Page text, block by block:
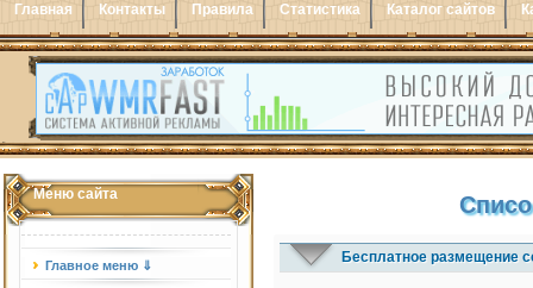
Главная Контакты Правила Статистика Каталог сайтов
Меню сайта
Главное меню ⇓ Бесплатное размещение